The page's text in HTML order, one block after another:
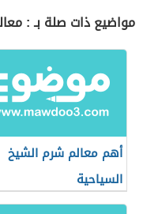
مواضيع ذات صلة بـ :
أهم معالم شرم الشيخ
السياحية